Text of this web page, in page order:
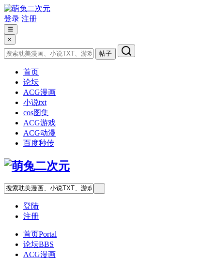
登录 注册
☰
×
帖子
首页
论坛
ACG漫画
小说txt
cos图集
ACG游戏
ACG动漫
百度秒传
登陆
注册
首页Portal
论坛BBS
ACG漫画